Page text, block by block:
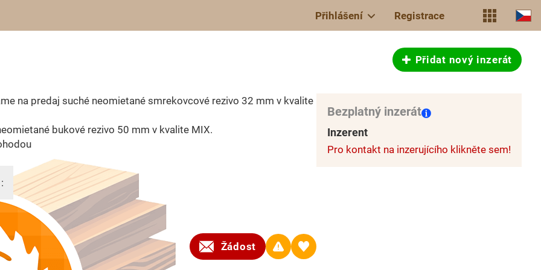
Přihlášení Registrace
Přidat nový inzerát
na predaj suché neomietané smrekovcové rezivo 32 mm v kvalite
bukové rezivo 50 mm v kvalite MIX.
Žádost
Bezplatný inzerát
Inzerent
Pro kontakt na inzerujícího klikněte sem!